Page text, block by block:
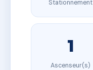
Stationnement
1
Ascenseur(s)